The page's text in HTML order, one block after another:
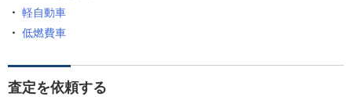
軽自動車
低燃費車
査定を依頼する